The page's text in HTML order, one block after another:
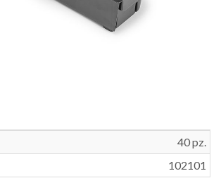
40 pz.
102101